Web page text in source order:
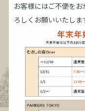
お客様にはご不便を
ろしくお願いいたしま